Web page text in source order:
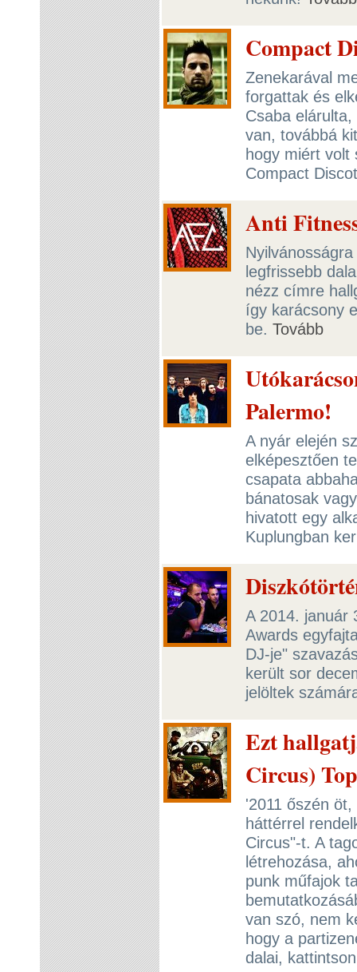
Compact
Zenekarával
forgattak és
Csaba
van, továbbá
hogy miért volt
Compact
Anti
legfrissebb
nézz címre
így karácsony
be. Tovább
Palermo!
A nyár elején
elképesztően
csapata
bánatosak
hivatott egy
Kuplungban
A 2014. január
Awards
DJ-je"
került sor
jelöltek
Ezt
Circus)
'2011 őszén
háttérrel
Circus"-t. A
létrehozása,
punk műfajok
van szó, nem
hogy a
dalai,